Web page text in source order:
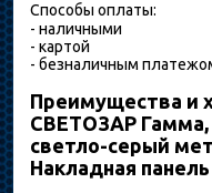
Способы оплаты:
- наличными
- картой
- безналичным
Преимущества и
СВЕТОЗАР Гамма,
светло-серый
Накладная панель